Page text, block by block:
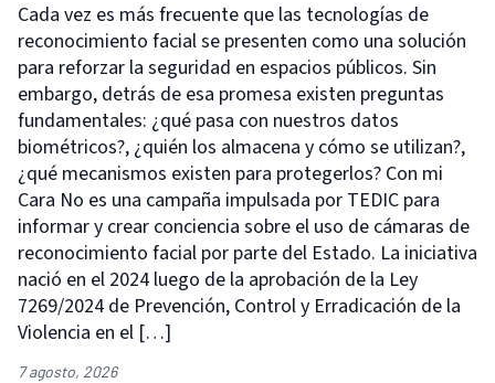
Cada vez es más frecuente que las tecnologías de
reconocimiento facial se presenten como una solución
para reforzar la seguridad en espacios públicos. Sin
embargo, detrás de esa promesa existen preguntas
fundamentales: ¿qué pasa con nuestros datos
biométricos?, ¿quién los almacena y cómo se utilizan?,
¿qué mecanismos existen para protegerlos? Con mi
Cara No es una campaña impulsada por TEDIC para
informar y crear conciencia sobre el uso de cámaras de
reconocimiento facial por parte del Estado. La iniciativa
nació en el 2024 luego de la aprobación de la Ley
7269/2024 de Prevención, Control y Erradicación de la
Violencia en el […]
7 agosto, 2026